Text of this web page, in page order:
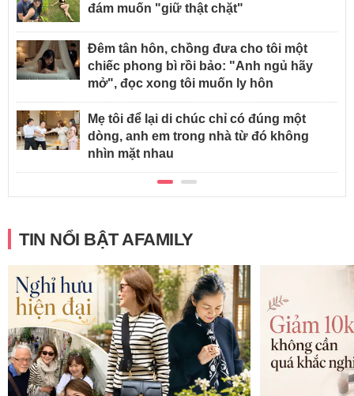
đám muốn "giữ thật chặt"
Đêm tân hôn, chồng đưa cho tôi một
chiếc phong bì rồi bảo: "Anh ngủ hãy
mở", đọc xong tôi muốn ly hôn
Mẹ tôi để lại di chúc chỉ có đúng một
dòng, anh em trong nhà từ đó không
nhìn mặt nhau
TIN NỔI BẬT AFAMILY